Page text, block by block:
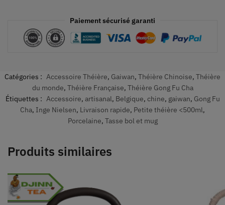
Paiement sécurisé garanti
Catégories : Accessoire Théière, Gaiwan, Théière Chinoise, Théière
du monde, Théière Française, Théière Gong Fu Cha
Étiquettes : Accessoire, artisanal, Belgique, chine, gaiwan, Gong Fu
Cha, Inge Nielsen, Livraison rapide, Petite théière <500ml,
Porcelaine, Tasse bol et mug
Produits similaires